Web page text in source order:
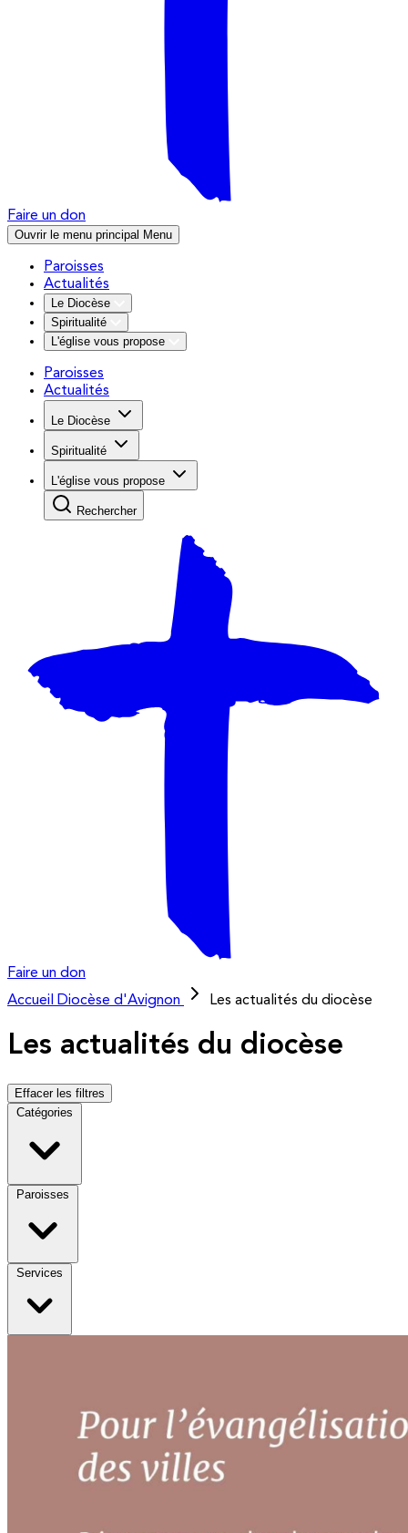
Faire un don
Ouvrir le menu principal Menu
Paroisses
Actualités
Le Diocèse
Spiritualité
L'église vous propose
Paroisses
Actualités
Le Diocèse
Spiritualité
L'église vous propose
Rechercher
Faire un don
Accueil
Diocèse d'Avignon Les actualités du diocèse
Les actualités du diocèse
Effacer les filtres
Catégories
Paroisses
Services